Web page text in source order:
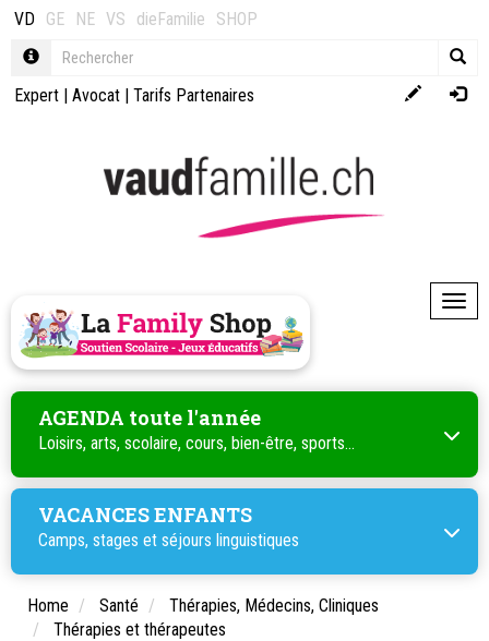
VD GE NE VS dieFamilie SHOP
Expert | Avocat | Tarifs Partenaires
AGENDA toute l'année
Loisirs, arts, scolaire, cours, bien-être, sports...
VACANCES ENFANTS
Camps, stages et séjours linguistiques
Home Santé
Thérapies, Médecins, Cliniques
Thérapies et thérapeutes